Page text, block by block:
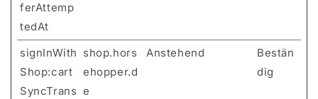
ferAttemp
tedAt
signInWith
Shop:cart
SyncTrans
shop.hors
ehopper.d
e
Anstehend
Bestän
dig